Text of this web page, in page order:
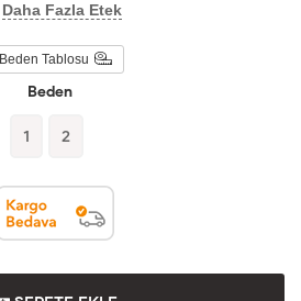
Daha Fazla Etek
Beden Tablosu
Beden
1 2